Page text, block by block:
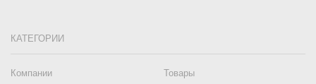
КАТЕГОРИИ
Компании
Товары